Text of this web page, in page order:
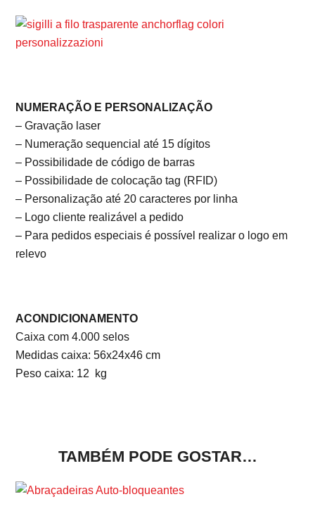
NUMERAÇÃO E PERSONALIZAÇÃO
– Gravação laser
– Numeração sequencial até 15 dígitos
– Possibilidade de código de barras
– Possibilidade de colocação tag (RFID)
– Personalização até 20 caracteres por linha
– Logo cliente realizável a pedido
– Para pedidos especiais é possível realizar o logo em
relevo
ACONDICIONAMENTO
Caixa com 4.000 selos
Medidas caixa: 56x24x46 cm
Peso caixa: 12 kg
TAMBÉM PODE GOSTAR…